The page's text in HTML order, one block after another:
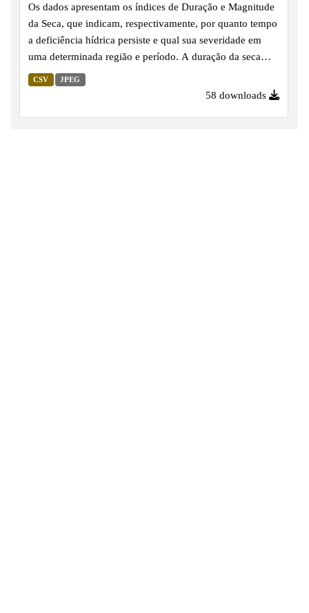
Os dados apresentam os índices de Duração e Magnitude
da Seca, que indicam, respectivamente, por quanto tempo
a deficiência hídrica persiste e qual sua severidade em
uma determinada região e período. A duração da seca
representa a continuidade dos eventos secos ao longo do
tempo, enquanto a magnitude combina a duração com a
CSV JPEG
58 downloads